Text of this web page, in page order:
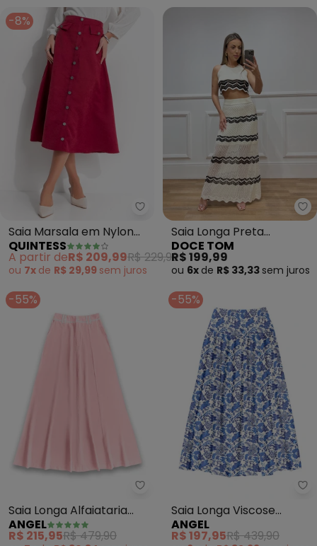
-8%
Quintess - Saia Marsala em
Saia Marsala em Nylon
Suede
QUINTESS
A partir deR$ 209,99R$ 229,99
ou 7x de R$ 29,99 sem juros
Saia Longa Preta
Elegante Feminina (Off
White)
DOCE TOM
R$ 199,99
ou 6x de R$ 33,33 sem juros
-55%
Angel - Saia Longa Alfaiataria
Saia Longa Alfaiataria
(Rosa)
ANGEL
R$ 215,95R$ 479,90
-55%
Saia Longa Viscose
Estampada (Azul)
ANGEL
R$ 197,95R$ 439,90